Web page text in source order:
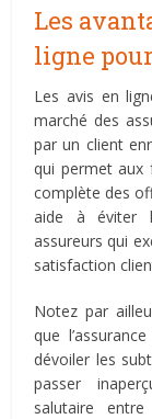
Les
ligne
Les avis en
marché des
par un client
qui permet aux
complète des
aide à éviter
assureurs qui
satisfaction
Notez par
que
dévoiler les
passer
salutaire